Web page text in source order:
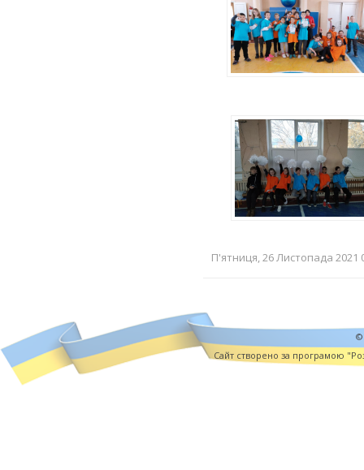
П'ятниця, 26 Листопада 2021
©
Cайт створено за програмою